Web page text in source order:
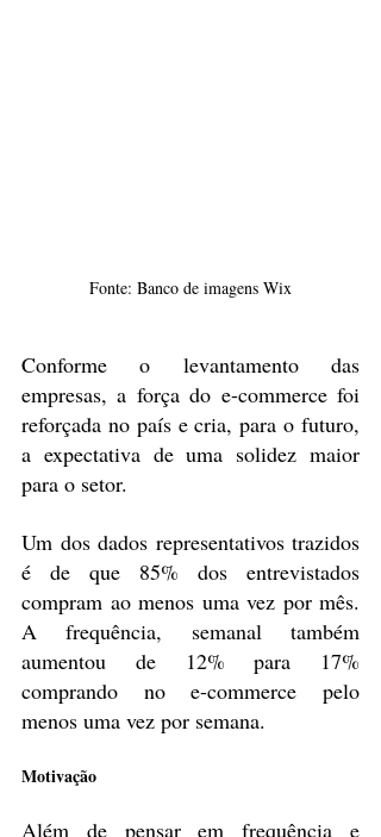
Fonte: Banco de imagens Wix
Conforme o levantamento das
empresas, a força do e-commerce foi
reforçada no país e cria, para o futuro,
a expectativa de uma solidez maior
para o setor.
Um dos dados representativos trazidos
é de que 85% dos entrevistados
compram ao menos uma vez por mês.
A frequência, semanal também
aumentou de 12% para 17%
comprando no e-commerce pelo
menos uma vez por semana.
Motivação
Além de pensar em frequência e